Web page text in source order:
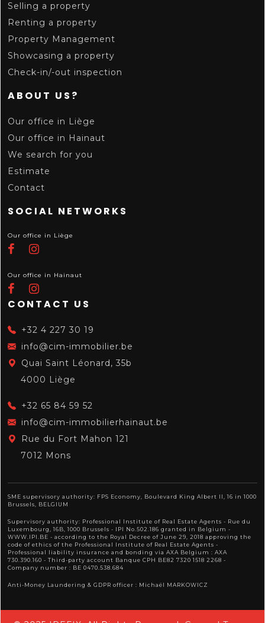
Selling a property
Renting a property
Property Management
Showcasing a property
Check-in/-out inspection
ABOUT US?
Our office in Liège
Our office in Hainaut
We search for you
Estimate
Contact
SOCIAL NETWORKS
Our office in Liège
Our office in Hainaut
CONTACT US
+32 4 227 30 19
info@cim-immobilier.be
Quai Saint Léonard, 35b
4000 Liège
+32 65 84 59 52
info@cim-immobilierhainaut.be
Rue du Fort Mahon 121
7012 Mons
SME supervisory authority: FPS Economy, Boulevard King Albert II, 16 in 1000
Brussels, BELGIUM
Supervisory authority: Professional Institute of Real Estate Agents - Rue du
Luxembourg, 16B, 1000 Brussels - IPI No.502.186 granted in Belgium -
WWW.IPI.BE - according to the Royal Decree of June 29, 2018 approving the
code of ethics of the Professional Institute of Real Estate Agents -
Professional liability insurance and bonding via AXA Belgium : AXA
730.390.160 - Third-party account Banque CPH BE82 7320 1518 2268 -
Company number : BE 0470.538.684
Anti-Money Laundering & GDPR officer : Michaël MARKOWICZ